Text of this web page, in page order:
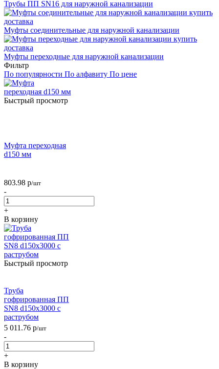
Трубы ПП SN16 для наружной канализации
Муфты соединительные для наружной канализации
Муфты переходные для наружной канализации
Фильтр
По популярности По алфавиту По цене
Быстрый просмотр
Муфта переходная
d150 мм
803.98 р/шт
-
+
В корзину
Быстрый просмотр
Труба
гофрированная ПП
SN8 d150х3000 с
раструбом
5 011.76 р/шт
-
+
В корзину